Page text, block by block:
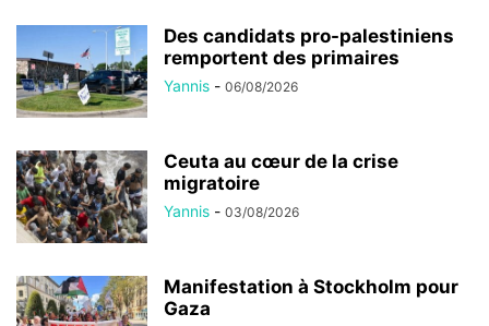
Des candidats pro-palestiniens
remportent des primaires
Yannis - 06/08/2026
Ceuta au cœur de la crise
migratoire
Yannis - 03/08/2026
Manifestation à Stockholm pour
Gaza